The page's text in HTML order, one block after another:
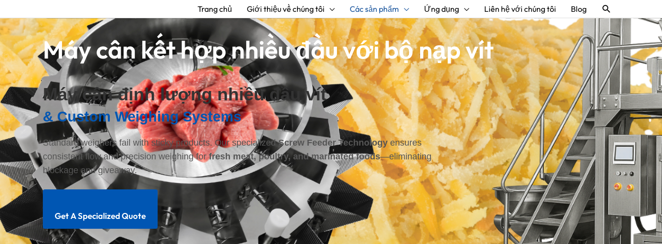
Trang chủ Giới thiệu về chúng tôi Các sản phẩm Ứng dụng Liên hệ với chúng tôi Blog Tìm
kiếm
Máy cân kết hợp nhiều đầu với bộ nạp vít
Máy cân định lượng nhiều đầu vít
& Custom Weighing Systems
Standard weighers fail with sticky products. Our specializedScrew Feeder Technologyensures
consistent flow and precision weighing forfresh meat, poultry, and marinated foods—eliminating
blockage and giveaway.
Get A Specialized Quote